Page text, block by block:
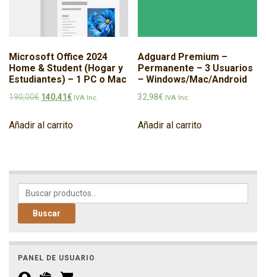
Microsoft Office 2024
Home & Student (Hogar y
Estudiantes) – 1 PC o Mac
190,00€ El precio original era: 190,00€.
140,41 €El precio actual es: 140,41€.
IVA Inc.
Añadir al carrito
Adguard Premium –
Permanente – 3 Usuarios
– Windows/Mac/Android
32,98€ IVA Inc.
Añadir al carrito
Buscar por:
Buscar
PANEL DE USUARIO